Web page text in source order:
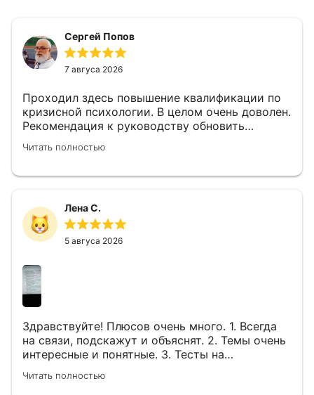
Сергей Попов
7 авгуса 2026
Проходил здесь повышение квалификации по
кризисной психологии. В целом очень доволен.
Рекомендация к руководству обновить
информацию в разделе "Дистанционное
консультиррование". Отдельная благодарность
и цена обучения в целом, конечно, очень
радует. Обучался дистанционно. Дополнение к
отзыву. Прошел курс профессиональной
консультант. Супервизор» (840 ч.) Очень
доволен!
Читать полностью
Лена С.
5 авгуса 2026
Здравствуйте! Плюсов очень много. 1. Всегда
на связи, подскажут и объяснят. 2. Темы очень
интересные и понятные. 3. Тесты на
закрепление знаний интересные. Желаю удачи
академии и ученикам.
Читать полностью